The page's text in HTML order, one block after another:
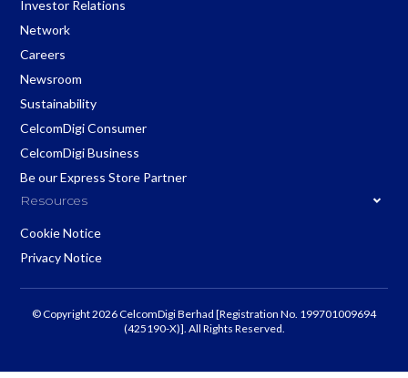
Investor Relations
Network
Careers
Newsroom
Sustainability
CelcomDigi Consumer
CelcomDigi Business
Be our Express Store Partner
Resources
Cookie Notice
Privacy Notice
© Copyright 2026 CelcomDigi Berhad [Registration No. 199701009694
(425190-X)]. All Rights Reserved.